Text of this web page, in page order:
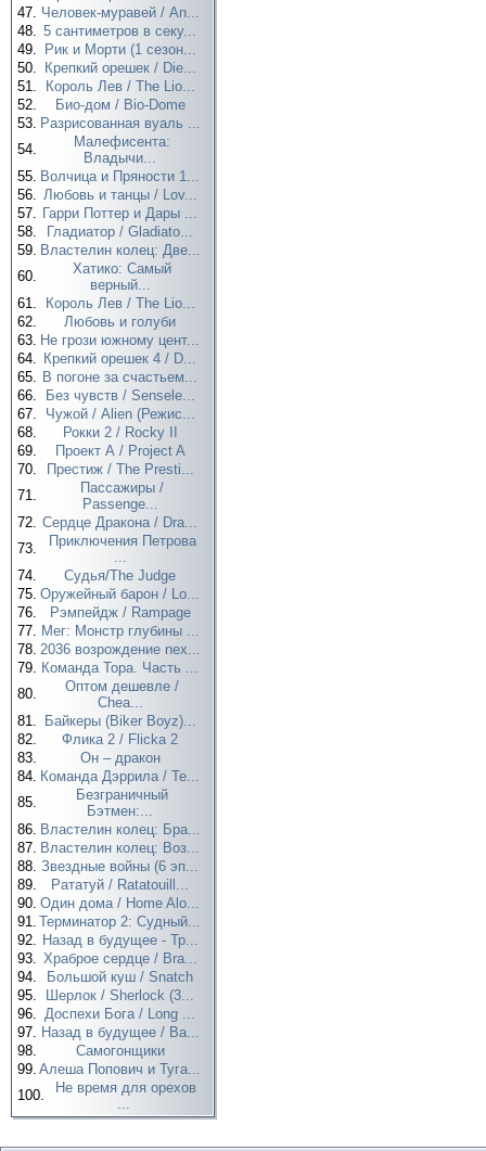
47. Человек-муравей / An...
48. 5 сантиметров в секу...
49.
Рик и Морти (1 сезон...
50.
Крепкий орешек / Die...
51.
Король Лев / The Lio...
52.
Био-дом / Bio-Dome
53. Разрисованная вуаль ...
54.
Малефисента:
Владычи...
55. Волчица и Пряности 1...
56. Любовь и танцы / Lov...
57. Гарри Поттер и Дары ...
58.
Гладиатор / Gladiato...
59. Властелин колец: Две...
60.
Хатико: Самый
верный...
61.
Король Лев / The Lio...
62.
Любовь и голуби
63. Не грози южному цент...
64. Крепкий орешек 4 / D...
65. В погоне за счастьем...
66.
Без чувств / Sensele...
67.
Чужой / Alien (Режис...
68.
Рокки 2 / Rocky II
69.
Проект А / Project A
70.
Престиж / The Presti...
71.
Пассажиры /
Passenge...
72. Сердце Дракона / Dra...
73.
Приключения Петрова
...
74.
Судья/The Judge
75. Оружейный барон / Lo...
76.
Рэмпейдж / Rampage
77. Мег: Монстр глубины ...
78. 2036 возрождение nex...
79. Команда Тора. Часть ...
80.
Оптом дешевле /
Chea...
81.
Байкеры (Biker Boyz)...
82.
Флика 2 / Flicka 2
83.
Он – дракон
84. Команда Дэррила / Te...
85.
Безграничный
Бэтмен:...
86. Властелин колец: Бра...
87. Властелин колец: Воз...
88. Звездные войны (6 эп...
89.
Рататуй / Ratatouill...
90. Один дома / Home Alo...
91. Терминатор 2: Судный...
92. Назад в будущее - Тр...
93. Храброе сердце / Bra...
94.
Большой куш / Snatch
95.
Шерлок / Sherlock (3...
96. Доспехи Бога / Long ...
97. Назад в будущее / Ba...
98.
Самогонщики
99. Алеша Попович и Туга...
100.
Не время для орехов
...